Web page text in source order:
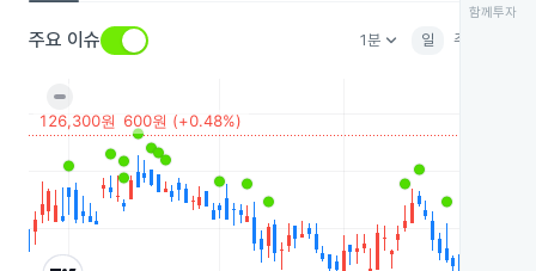
주요 이슈 1분keyboard_arrow_down 일 주
함께투자